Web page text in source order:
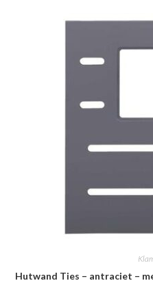
Hutwand Ties – antraciet –